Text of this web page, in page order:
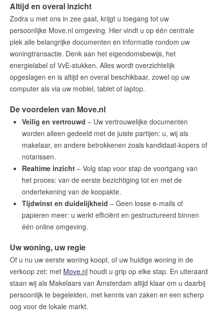
Onze 10 zekerheden
Ons aanbod
Woningzoekers
Onze makelaars
Onze expertises
Huis verkopen
Huis kopen
Uw huis verhuren
Onze diensten
Contact
Word jij onze nieuwe makelaar?
Woning Waarde Adviesdagen
De waarde van uw woning
Blog
De Amsterdamse woningmarkt
verandert
Redactie Makelaars van
Amsterdam
Altijd en overal inzicht
Zodra u met ons in zee gaat, krijgt u toegang tot uw
persoonlijke Move.nl omgeving. Hier vindt u op één centrale
plek alle belangrijke documenten en informatie rondom uw
woningtransactie. Denk aan het eigendomsbewijs, het
energielabel of VvE-stukken. Alles wordt overzichtelijk
opgeslagen en is altijd en overal beschikbaar, zowel op uw
computer als via uw mobiel, tablet of laptop.
De voordelen van Move.nl
Veilig en vertrouwd – Uw vertrouwelijke documenten
worden alleen gedeeld met de juiste partijen: u, wij als
makelaar, en andere betrokkenen zoals kandidaat-kopers of
notarissen.
Realtime inzicht – Volg stap voor stap de voortgang van
het proces: van de eerste bezichtiging tot en met de
ondertekening van de koopakte.
Tijdwinst en duidelijkheid – Geen losse e-mails of
papieren meer: u werkt efficiënt en gestructureerd binnen
één online omgeving.
Uw woning, uw regie
Of u nu uw eerste woning koopt, of uw huidige woning in de
verkoop zet: met Move.nl houdt u grip op elke stap. En uiteraard
staan wij als Makelaars van Amsterdam altijd klaar om u daarbij
persoonlijk te begeleiden, met kennis van zaken en een scherp
oog voor de lokale markt.